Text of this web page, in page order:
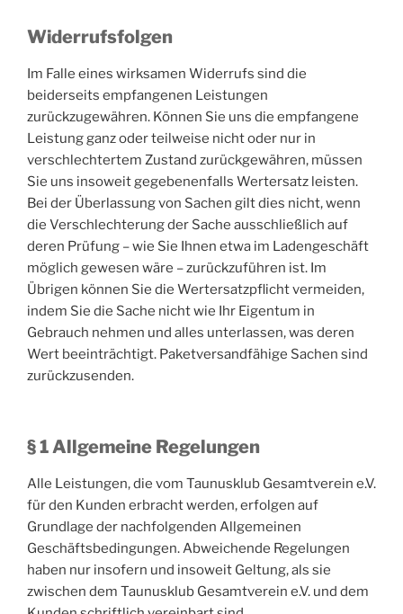
Widerrufsfolgen
Im Falle eines wirksamen Widerrufs sind die
beiderseits empfangenen Leistungen
zurückzugewähren. Können Sie uns die empfangene
Leistung ganz oder teilweise nicht oder nur in
verschlechtertem Zustand zurückgewähren, müssen
Sie uns insoweit gegebenenfalls Wertersatz leisten.
Bei der Überlassung von Sachen gilt dies nicht, wenn
die Verschlechterung der Sache ausschließlich auf
deren Prüfung – wie Sie Ihnen etwa im Ladengeschäft
möglich gewesen wäre – zurückzuführen ist. Im
Übrigen können Sie die Wertersatzpflicht vermeiden,
indem Sie die Sache nicht wie Ihr Eigentum in
Gebrauch nehmen und alles unterlassen, was deren
Wert beeinträchtigt. Paketversandfähige Sachen sind
zurückzusenden.
§ 1 Allgemeine Regelungen
Alle Leistungen, die vom Taunusklub Gesamtverein e.V.
für den Kunden erbracht werden, erfolgen auf
Grundlage der nachfolgenden Allgemeinen
Geschäftsbedingungen. Abweichende Regelungen
haben nur insofern und insoweit Geltung, als sie
zwischen dem Taunusklub Gesamtverein e.V. und dem